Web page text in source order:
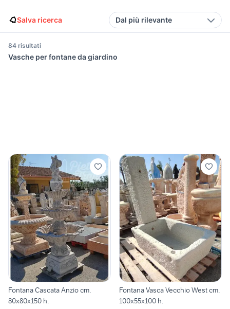
Salva ricerca Dal più rilevante
84 risultati
Vasche per fontane da giardino
Fontana Cascata Anzio cm.
80x80x150 h.
Fontana Vasca Vecchio West cm.
100x55x100 h.